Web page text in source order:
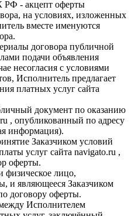
РФ - акцепт оферты
на условиях, изложенных
вместе именуются
договора публичной
подачи объявления
несогласия с условиями
Исполнитель предлагает
платных услуг сайта
документ по оказанию
, опубликованный по адресу
информация).
Заказчиком условий
услуг сайта navigato.ru ,
оферты.
физическое лицо,
и являющееся Заказчиком
договору оферты.
Исполнителем